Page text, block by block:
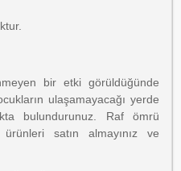
bir etki görüldüğünde
ulaşamayacağı yerde
bulundurunuz. Raf ömrü
satın almayınız ve